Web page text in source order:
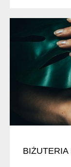
BIŻUTERIA